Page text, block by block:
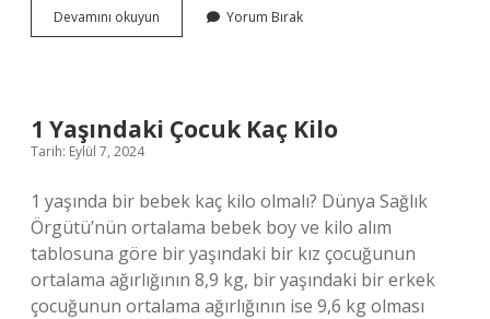
Devamını okuyun
Yaşındaki
Yemeli
Yorum Bırak
1 Yaşındaki Çocuk Kaç Kilo
Tarih: Eylül 7, 2024
1 yaşında bir bebek kaç kilo olmalı? Dünya Sağlık
Örgütü’nün ortalama bebek boy ve kilo alım
tablosuna göre bir yaşındaki bir kız çocuğunun
ortalama ağırlığının 8,9 kg, bir yaşındaki bir erkek
çocuğunun ortalama ağırlığının ise 9,6 kg olması